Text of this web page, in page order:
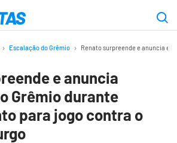
Escalação do Grêmio Renato surpreende e anuncia
e anuncia
Grêmio durante
para jogo contra o